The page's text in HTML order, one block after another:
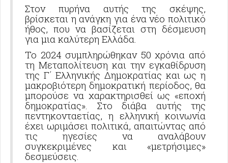
Στον πυρήνα αυτής της σκέψης,
βρίσκεται η ανάγκη για ένα νέο πολιτικό
ήθος, που να βασίζεται στη δέσμευση
για μια καλύτερη Ελλάδα.
Το 2024 συμπληρώθηκαν 50 χρόνια από
τη Μεταπολίτευση και την εγκαθίδρυση
της Γ΄ Ελληνικής Δημοκρατίας και ως η
μακροβιότερη δημοκρατική περίοδος, θα
μπορούσε να χαρακτηρισθεί ως «εποχή
δημοκρατίας». Στο διάβα αυτής της
πεντηκονταετίας, η ελληνική κοινωνία
έχει ωριμάσει πολιτικά, απαιτώντας από
τις ηγεσίες να αναλάβουν
συγκεκριμένες και «μετρήσιμες»
δεσμεύσεις.